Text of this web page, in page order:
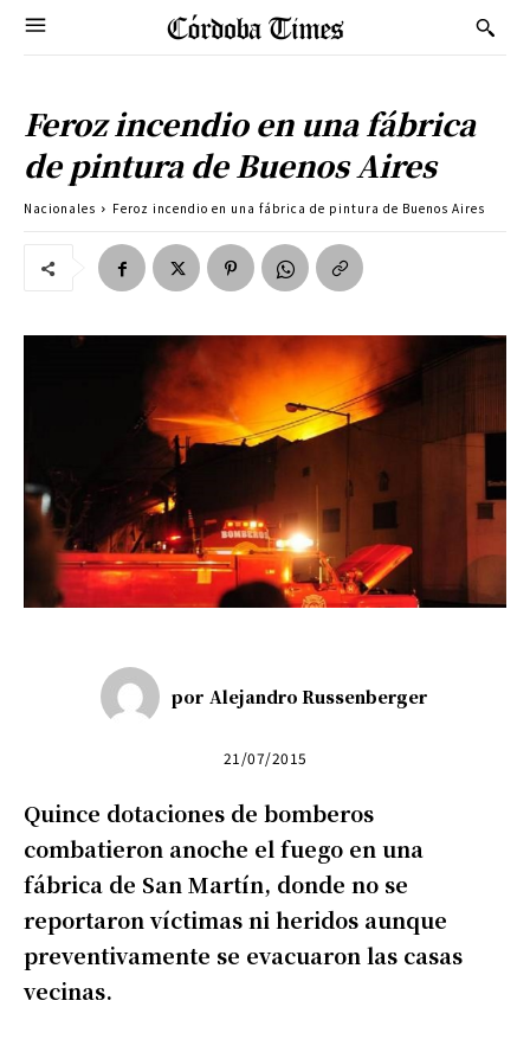
Feroz incendio en una fábrica
de pintura de Buenos Aires
Nacionales Feroz incendio en una fábrica de pintura de Buenos Aires
por Alejandro Russenberger
21/07/2015
Quince dotaciones de bomberos
combatieron anoche el fuego en una
fábrica de San Martín, donde no se
reportaron víctimas ni heridos aunque
preventivamente se evacuaron las casas
vecinas.